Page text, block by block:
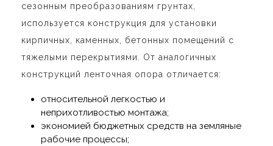
сезонным преобразованиям грунтах,
используется конструкция для установки
кирпичных, каменных, бетонных помещений с
тяжелыми перекрытиями. От аналогичных
конструкций ленточная опора отличается:
относительной легкостью и
неприхотливостью монтажа;
экономией бюджетных средств на земляные
рабочие процессы;